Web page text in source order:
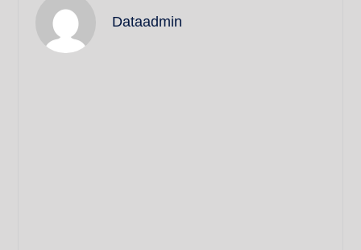
Dataadmin